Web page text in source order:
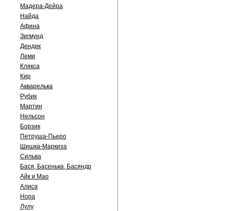
Мадера-Дейра
Найда
Афина
Зигмунд
Дендик
Леми
Клякса
Кир
Акварелька
Рубик
Мартин
Нельсон
Борзик
Петруша-Пьеро
Шишка-Маркиза
Сильва
Бася, Басенька, Басяндр
Айк и Мао
Алиса
Нора
Лулу